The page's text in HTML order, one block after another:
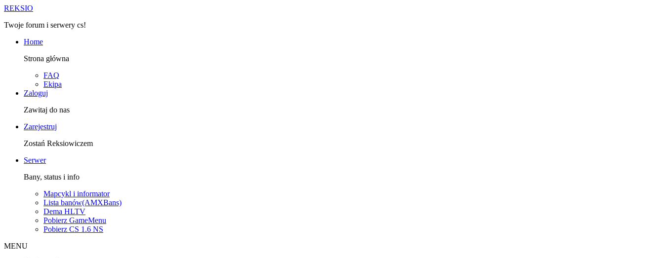
REKSIO
Twoje forum i serwery cs!
Home
Strona główna
FAQ
Ekipa
Zaloguj
Zawitaj do nas
Zarejestruj
Zostań Reksiowiczem
Serwer
Bany, status i info
Mapcykl i informator
Lista banów(AMXBans)
Dema HLTV
Pobierz GameMenu
Pobierz CS 1.6 NS
MENU